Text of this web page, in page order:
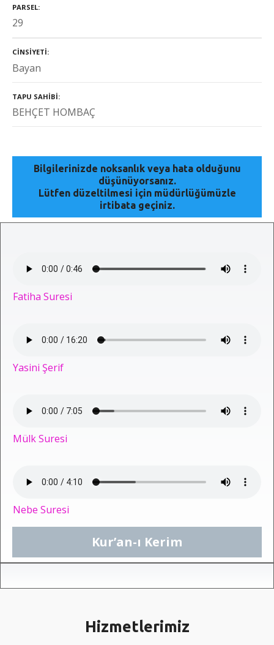
PARSEL
29
CINSIYETI
Bayan
TAPU SAHIBI
BEHÇET HOMBAÇ
Bilgilerinizde noksanlık veya hata olduğunu
düşünüyorsanız.
Lütfen düzeltilmesi için müdürlüğümüzle
irtibata geçiniz.
Fatiha Suresi
Yasini Şerif
Mülk Suresi
Nebe Suresi
Kur’an-ı Kerim
Hizmetlerimiz